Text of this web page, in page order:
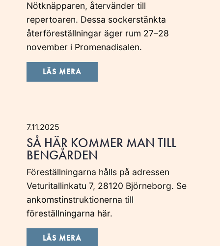
Nötknäpparen, återvänder till
repertoaren. Dessa sockerstänkta
återföreställningar äger rum 27–28
november i Promenadisalen.
LÄS MERA
7.11.2025
SÅ HÄR KOMMER MAN TILL
BENGÅRDEN
Föreställningarna hålls på adressen
Veturitallinkatu 7, 28120 Björneborg. Se
ankomstinstruktionerna till
föreställningarna här.
LÄS MERA